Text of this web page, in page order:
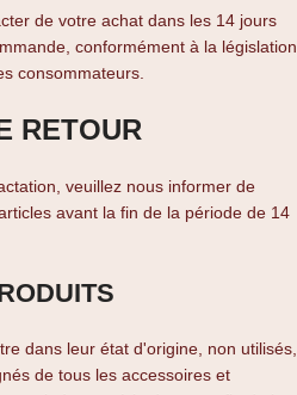
de votre achat dans les 14 jours
conformément à la législation
consommateurs.
RETOUR
veuillez nous informer de
avant la fin de la période de 14
dans leur état d'origine, non utilisés,
de tous les accessoires et